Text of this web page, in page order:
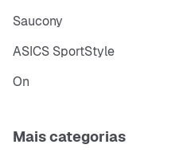
Saucony
ASICS SportStyle
On
Mais categorias